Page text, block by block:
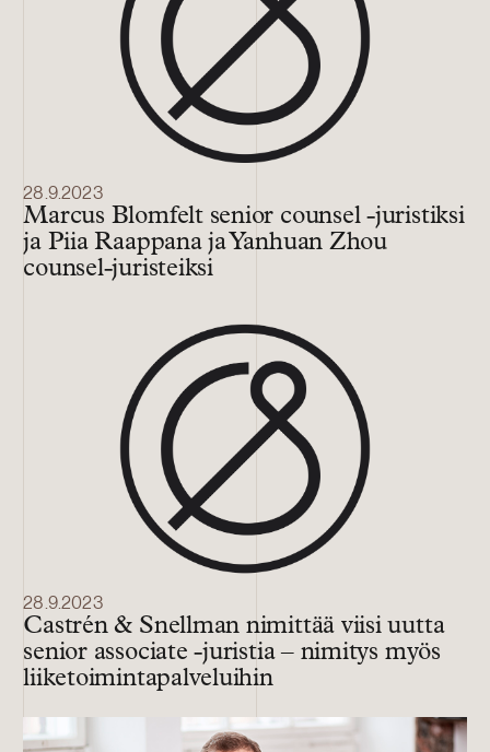
28.9.2023
Marcus Blomfelt senior counsel -juristiksi
ja Piia Raappana ja Yanhuan Zhou
counsel-juristeiksi
28.9.2023
Castrén & Snellman nimittää viisi uutta
senior associate -juristia – nimitys myös
liiketoimintapalveluihin